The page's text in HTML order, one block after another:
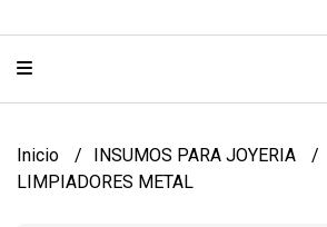
Inicio
INSUMOS PARA JOYERIA
LIMPIADORES METAL